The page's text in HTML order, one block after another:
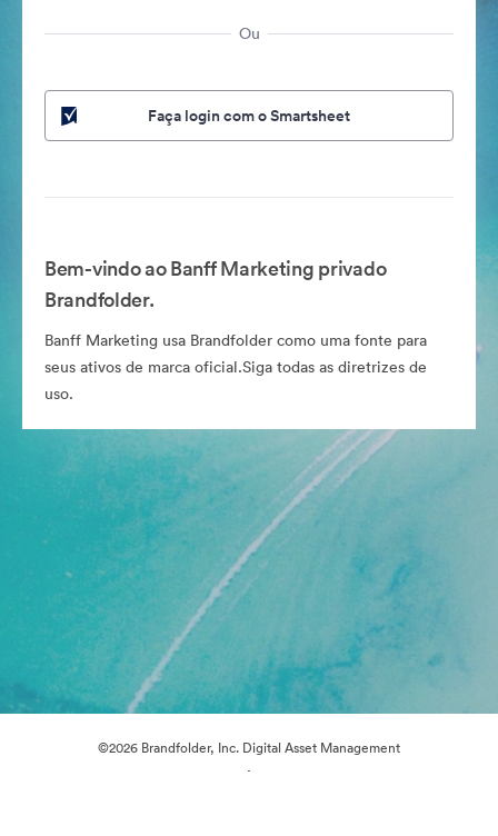
Ou
Faça login com o Smartsheet
Bem-vindo ao Banff Marketing privado
Brandfolder.
Banff Marketing usa Brandfolder como uma fonte para
seus ativos de marca oficial.Siga todas as diretrizes de
uso.
©2026 Brandfolder, Inc. Digital Asset Management
·